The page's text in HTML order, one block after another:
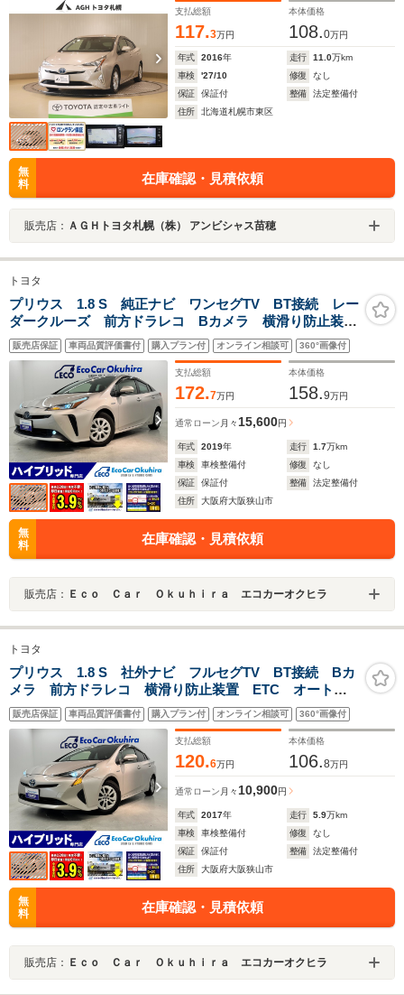
支払総額
117.3万円
本体価格
108.0万円
年式 2016年 走行 11.0万km
車検
'27/10 修復
なし
保証
保証付 整備
法定整備付
住所
北海道札幌市東区
無
料
在庫確認・見積依頼
販売店： ＡＧＨトヨタ札幌（株） アンビシャス苗穂
トヨタ
プリウス 1.8 S 純正ナビ ワンセグTV BT接続 レー
ダークルーズ 前方ドラレコ Bカメラ 横滑り防止装
置 オートマチックハイビーム ETC2.0 クリアランス
ソナー 純正アルミ スペアキー
販売店保証 車両品質評価書付 購入プラン付 オンライン相談可 360°画像付
支払総額
172.7万円
本体価格
158.9万円
通常ローン 月々 15,600円
年式 2019年 走行 1.7万km
車検
車検整備付 修復
なし
保証
保証付 整備
法定整備付
住所
大阪府大阪狭山市
無
料
在庫確認・見積依頼
販売店： Ｅｃｏ Ｃａｒ Ｏｋｕｈｉｒａ エコカーオクヒラ
トヨタ
プリウス 1.8 S 社外ナビ フルセグTV BT接続 Bカ
メラ 前方ドラレコ 横滑り防止装置 ETC オートラ
イト スペアキー LED
販売店保証 車両品質評価書付 購入プラン付 オンライン相談可 360°画像付
支払総額
120.6万円
本体価格
106.8万円
通常ローン 月々 10,900円
年式 2017年 走行 5.9万km
車検
車検整備付 修復
なし
保証
保証付 整備
法定整備付
住所
大阪府大阪狭山市
無
料
在庫確認・見積依頼
販売店： Ｅｃｏ Ｃａｒ Ｏｋｕｈｉｒａ エコカーオクヒラ